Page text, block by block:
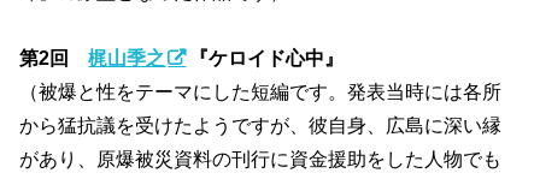
第2回梶山季之
『ケロイド心中』
（被爆と性をテーマにした短編です。発表当時には各所
から猛抗議を受けたようですが、彼自身、広島に深い縁
があり、原爆被災資料の刊行に資金援助をした人物でも